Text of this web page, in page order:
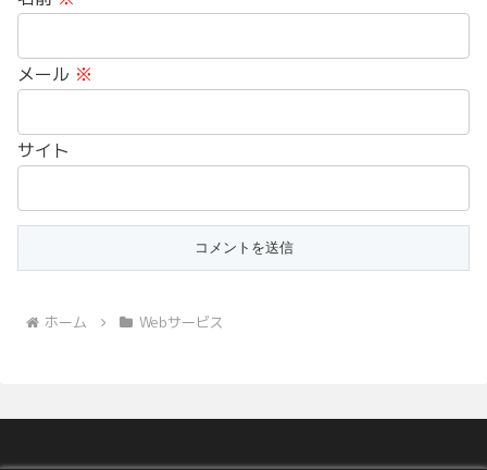
メール ※
サイト
ホーム Webサービス